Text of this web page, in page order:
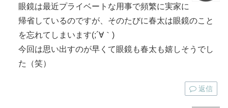
眼鏡は最近プライベートな用事で頻繁に実家に
帰省しているのですが、そのたびに春太は眼鏡のこと
を忘れてしまいます(;´∀｀)
今回は思い出すのが早くて眼鏡も春太も嬉しそうでし
た（笑）
返信